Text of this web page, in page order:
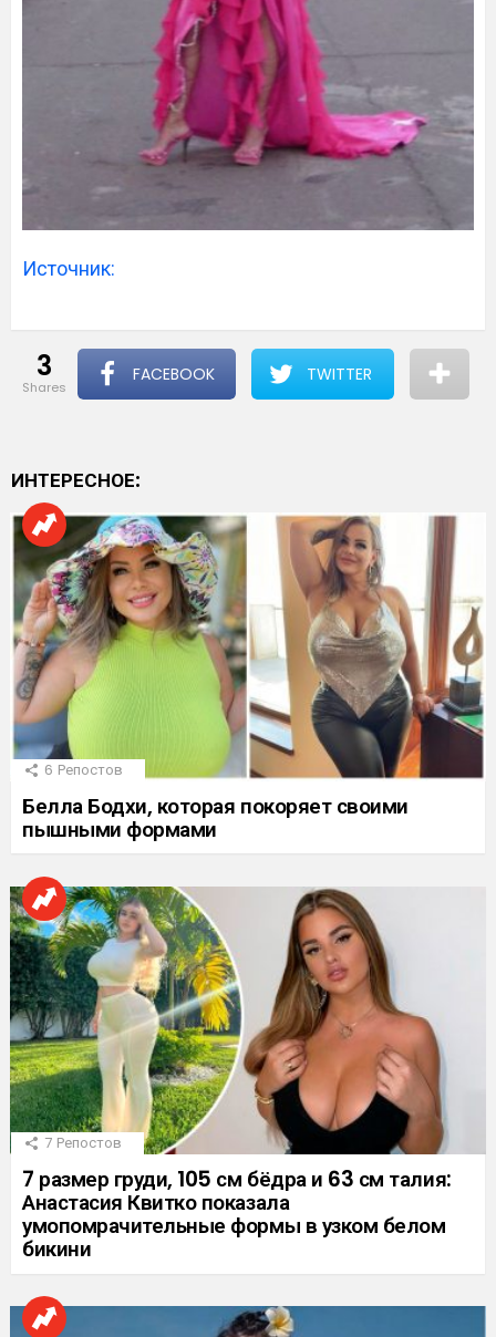
Источник:
3
shares
FACEBOOK TWITTER
ИНТЕРЕСНОЕ:
6 Репостов
Белла Бодхи, которая покоряет своими
пышными формами
7 Репостов
7 размер груди, 105 см бёдра и 63 см талия:
Анастасия Квитко показала
умопомрачительные формы в узком белом
бикини